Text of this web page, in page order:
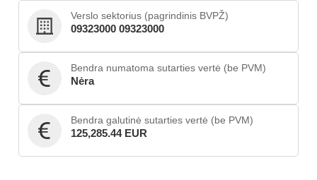
Verslo sektorius (pagrindinis BVPŽ)
09323000 09323000
Bendra numatoma sutarties vertė (be PVM)
Nėra
Bendra galutinė sutarties vertė (be PVM)
125,285.44 EUR